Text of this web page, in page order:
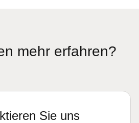
mehr erfahren?
Sie uns